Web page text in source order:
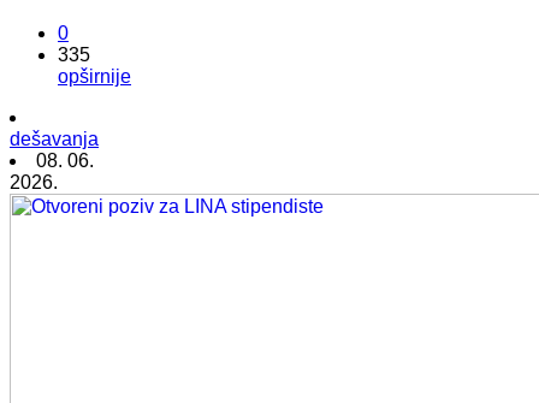
0
335
opširnije
dešavanja
08. 06.
2026.